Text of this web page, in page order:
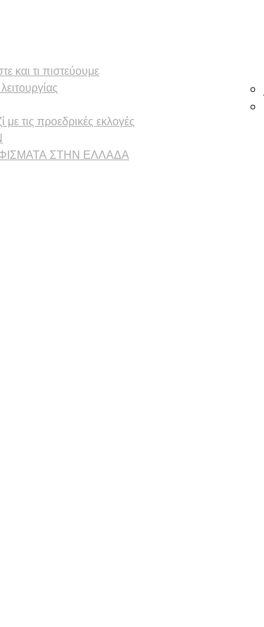
και τι πιστεύουμε
τις προεδρικές εκλογές
ΣΤΗΝ ΕΛΛΑΔΑ